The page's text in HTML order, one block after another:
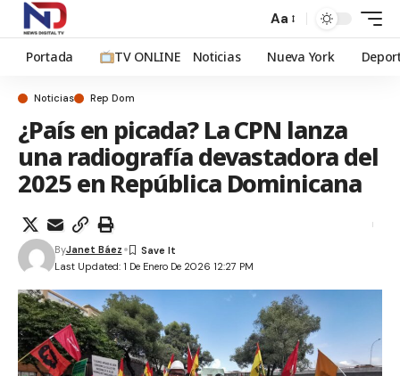
Aa
Portada TV ONLINE Noticias Nueva York
Noticias Rep Dom
¿País en picada? La CPN lanza
una radiografía devastadora del
2025 en República Dominicana
Last Updated: 1 De Enero De 2026 12:27 PM
ByJanet Báez